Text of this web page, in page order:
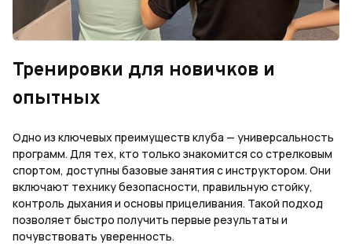
Тренировки для новичков и
опытных
Одно из ключевых преимуществ клуба — универсальность
программ. Для тех, кто только знакомится со стрелковым
спортом, доступны базовые занятия с инструктором. Они
включают технику безопасности, правильную стойку,
контроль дыхания и основы прицеливания. Такой подход
позволяет быстро получить первые результаты и
почувствовать уверенность.